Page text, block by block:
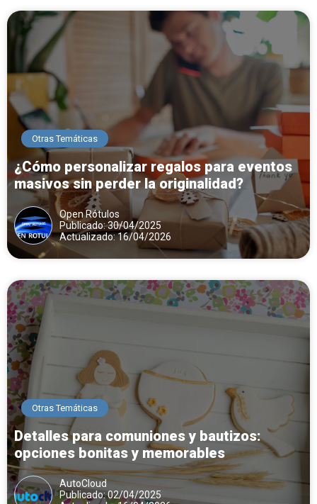
Otras Temáticas
¿Cómo personalizar regalos para eventos
masivos sin perder la originalidad?
Open Rótulos
Publicado: 30/04/2025
Actualizado: 16/04/2026
Otras Temáticas
Detalles para comuniones y bautizos:
opciones bonitas y memorables
AutoCloud
Publicado: 02/04/2025